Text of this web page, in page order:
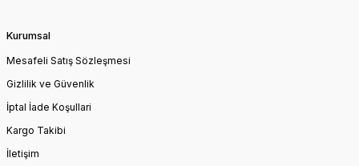
Kurumsal
Mesafeli Satış Sözleşmesi
Gizlilik ve Güvenlik
İptal İade Koşullari
Kargo Takibi
İletişim